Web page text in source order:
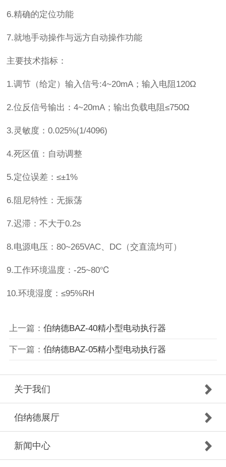
6.精确的定位功能
7.就地手动操作与远方自动操作功能
主要技术指标：
1.调节（给定）输入信号:4~20mA；输入电阻120Ω
2.位反信号输出：4~20mA；输出负载电阻≤750Ω
3.灵敏度：0.025%(1/4096)
4.死区值：自动调整
5.定位误差：≤±1%
6.阻尼特性：无振荡
7.迟滞：不大于0.2s
8.电源电压：80~265VAC、DC（交直流均可）
9.工作环境温度：-25~80℃
10.环境湿度：≤95%RH
上一篇： 伯纳德BAZ-40精小型电动执行器
下一篇： 伯纳德BAZ-05精小型电动执行器
关于我们
伯纳德展厅
新闻中心